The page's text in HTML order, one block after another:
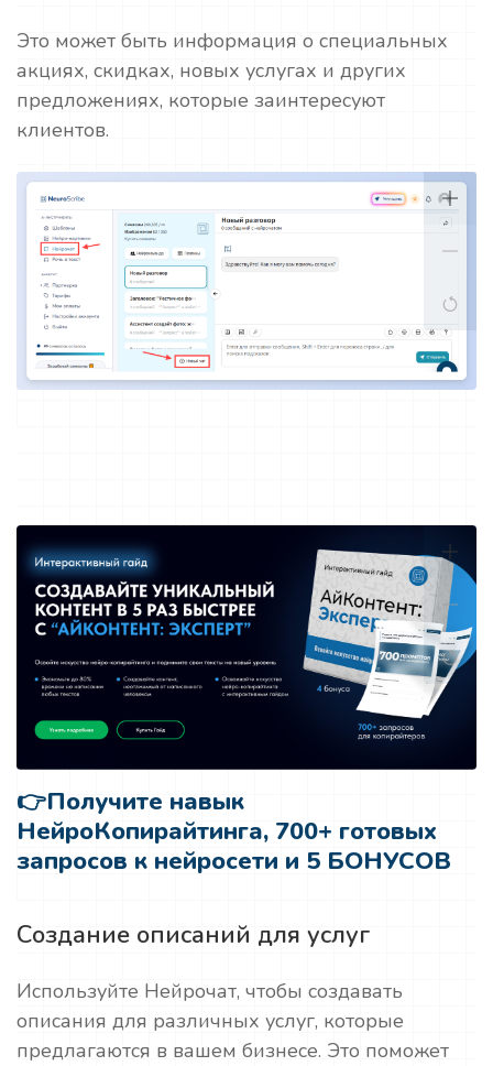
Это может быть информация о специальных
акциях, скидках, новых услугах и других
предложениях, которые заинтересуют
клиентов.
👉Получите навык
НейроКопирайтинга, 700+ готовых
запросов к нейросети и 5 БОНУСОВ
Создание описаний для услуг
Используйте Нейрочат, чтобы создавать
описания для различных услуг, которые
предлагаются в вашем бизнесе. Это поможет